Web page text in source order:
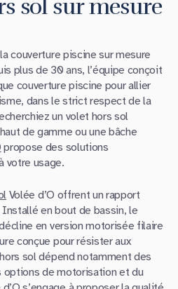
sol sur mesure
couverture piscine sur mesure
plus de 30 ans, l’équipe conçoit
couverture piscine pour allier
dans le strict respect de la
un volet hors sol
haut de gamme ou une bâche
propose des solutions
votre usage.
Volée d’O offrent un rapport
en bout de bassin, le
en version motorisée filaire
conçue pour résister aux
sol dépend notamment des
options de motorisation et du